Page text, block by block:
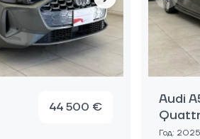
44 500 €
Audi
Год: 2025